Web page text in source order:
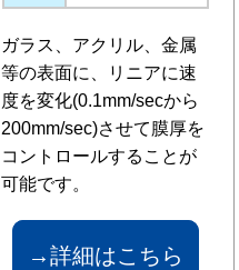
ガラス、アクリル、金属
等の表面に、リニアに速
度を変化(0.1mm/secから
200mm/sec)させて膜厚を
コントロールすることが
可能です。
→詳細はこちら